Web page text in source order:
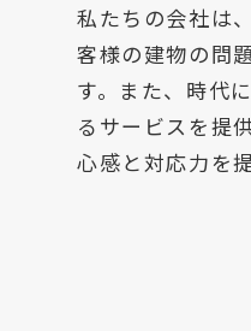
私たちの会社は
客様の建物の問
す。また、時代
るサービスを提
心感と対応力を